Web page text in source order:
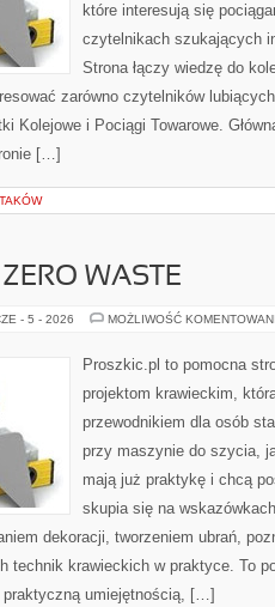
które interesują się
czytelnikach szukających
Strona łączy wiedzę do
zarówno czytelników
Kolejowe i Pociągi Towarowe.
[…]
WASTE
- 5 - 2026 MOŻLIWOŚĆ
Proszkic.pl to pomocna
projektom krawieckim,
przewodnikiem dla osób
przy maszynie do szycia,
mają już praktykę i chcą
skupia się na
dekoracji, tworzeniem ubrań,
technik krawieckich w praktyce. To
umiejętnością, […]